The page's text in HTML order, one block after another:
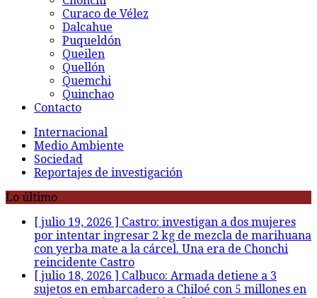
Curaco de Vélez
Dalcahue
Puqueldón
Queilen
Quellón
Quemchi
Quinchao
Contacto
Internacional
Medio Ambiente
Sociedad
Reportajes de investigación
Lo último
[ julio 19, 2026 ] Castro: investigan a dos mujeres
por intentar ingresar 2 kg de mezcla de marihuana
con yerba mate a la cárcel. Una era de Chonchi
reincidente Castro
[ julio 18, 2026 ] Calbuco: Armada detiene a 3
sujetos en embarcadero a Chiloé con 5 millones en